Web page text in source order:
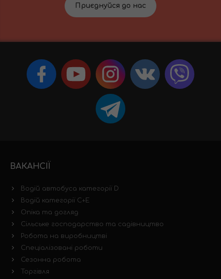
Приєднуйся до нас
ВАКАНСІЇ
Водій автобуса категорії D
Водій категорії C+E
Опіка та догляд
Сільське господарство та садівництво
Робота на виробництві
Спеціалізовані роботи
Сезонна робота
Торгівля